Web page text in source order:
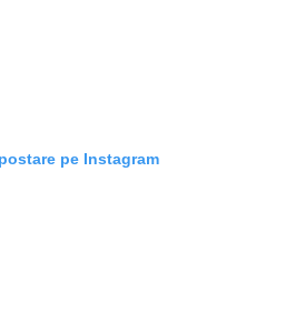
pe Instagram